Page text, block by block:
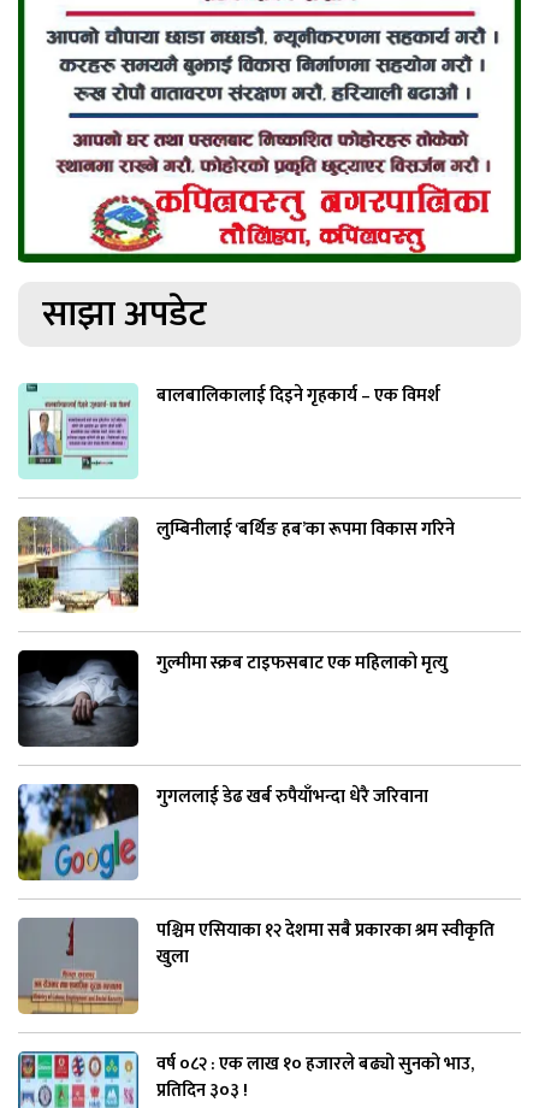
साझा अपडेट
बालबालिकालाई दिइने गृहकार्य – एक विमर्श
लुम्बिनीलाई ‘बर्थिङ हब’का रूपमा विकास गरिने
गुल्मीमा स्क्रब टाइफसबाट एक महिलाको मृत्यु
गुगललाई डेढ खर्ब रुपैयाँभन्दा धेरै जरिवाना
पश्चिम एसियाका १२ देशमा सबै प्रकारका श्रम स्वीकृति
खुला
वर्ष ०८२ : एक लाख १० हजारले बढ्यो सुनको भाउ,
प्रतिदिन ३०३ !